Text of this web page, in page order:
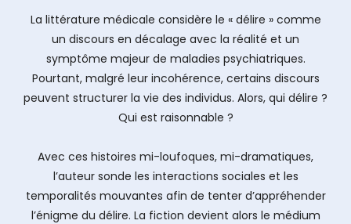
La littérature médicale considère le « délire » comme
un discours en décalage avec la réalité et un
symptôme majeur de maladies psychiatriques.
Pourtant, malgré leur incohérence, certains discours
peuvent structurer la vie des individus. Alors, qui délire ?
Qui est raisonnable ?
Avec ces histoires mi-loufoques, mi-dramatiques,
l’auteur sonde les interactions sociales et les
temporalités mouvantes afin de tenter d’appréhender
l’énigme du délire. La fiction devient alors le médium